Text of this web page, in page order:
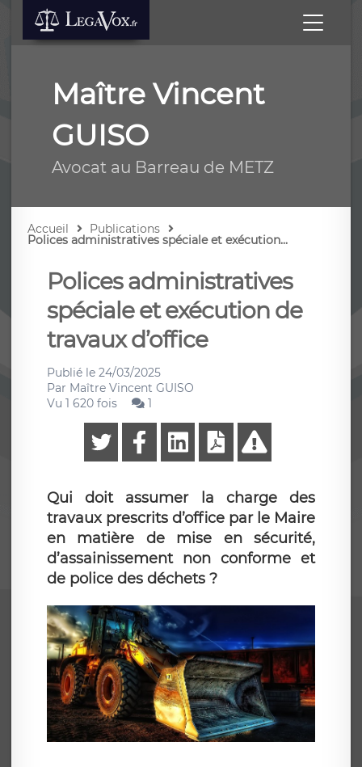
Maître Vincent
GUISO
Avocat au Barreau de METZ
Accueil Publications
Polices administratives spéciale et exécution...
Polices administratives
spéciale et exécution de
travaux d’office
Publié le 24/03/2025
Par Maître Vincent GUISO
Vu 1 620 fois
1
Qui doit assumer la charge des
travaux prescrits d’office par le Maire
en matière de mise en sécurité,
d’assainissement non conforme et
de police des déchets ?